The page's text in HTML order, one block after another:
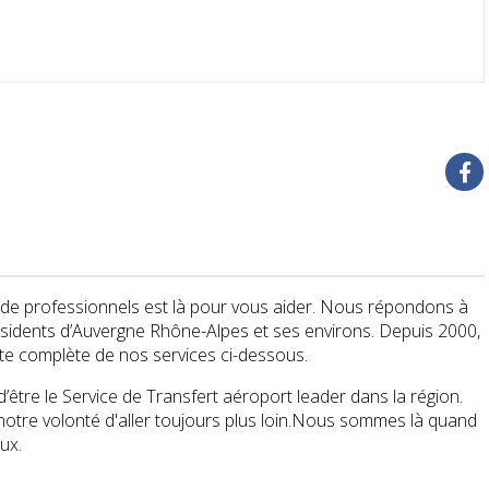
professionnels est là pour vous aider. Nous répondons à
d’Auvergne Rhône-Alpes et ses environs. Depuis 2000,
complète de nos services ci-dessous.
le Service de Transfert aéroport leader dans la région.
volonté d'aller toujours plus loin.Nous sommes là quand